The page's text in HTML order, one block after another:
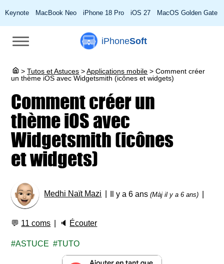
Keynote MacBook Neo iPhone 18 Pro iOS 27 MacOS Golden Gate
iPhoneSoft
> Tutos et Astuces > Applications mobile > Comment créer
un thème iOS avec Widgetsmith (icônes et widgets)
Comment créer un
thème iOS avec
Widgetsmith (icônes
et widgets)
Medhi Naït Mazi Il y a 6 ans(Màj il y a 6 ans)
💬 11 coms 🔈 Écouter
ASTUCE TUTO